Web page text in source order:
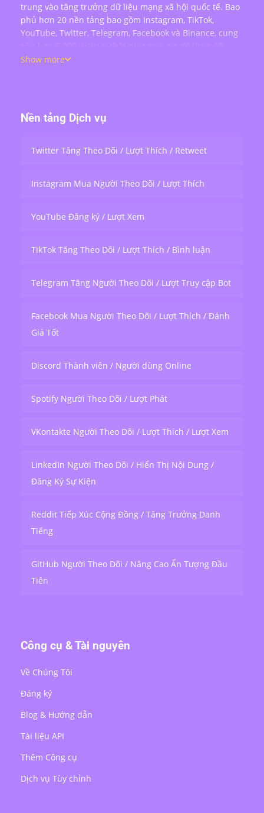
trung vào tăng trưởng dữ liệu mạng xã hội quốc tế. Bao
phủ hơn 20 nền tảng bao gồm Instagram, TikTok,
YouTube, Twitter, Telegram, Facebook và Binance, cung
cấp hơn 5.000 dịch vụ thật như mua người theo dõi,
lượt thích, bình luận, lượt xem, chia sẻ và tương tác
Show more
Nền tảng Dịch vụ
Twitter Tăng Theo Dõi / Lượt Thích / Retweet
Instagram Mua Người Theo Dõi / Lượt Thích
YouTube Đăng ký / Lượt Xem
TikTok Tăng Theo Dõi / Lượt Thích / Bình luận
Telegram Tăng Người Theo Dõi / Lượt Truy cập Bot
Facebook Mua Người Theo Dõi / Lượt Thích / Đánh
Giá Tốt
Discord Thành viên / Người dùng Online
Spotify Người Theo Dõi / Lượt Phát
VKontakte Người Theo Dõi / Lượt Thích / Lượt Xem
LinkedIn Người Theo Dõi / Hiển Thị Nội Dung /
Đăng Ký Sự Kiện
Reddit Tiếp Xúc Cộng Đồng / Tăng Trưởng Danh
Tiếng
GitHub Người Theo Dõi / Nâng Cao Ấn Tượng Đầu
Tiên
Công cụ & Tài nguyên
Về Chúng Tôi
Đăng ký
Blog & Hướng dẫn
Tài liệu API
Thêm Công cụ
Dịch vụ Tùy chỉnh